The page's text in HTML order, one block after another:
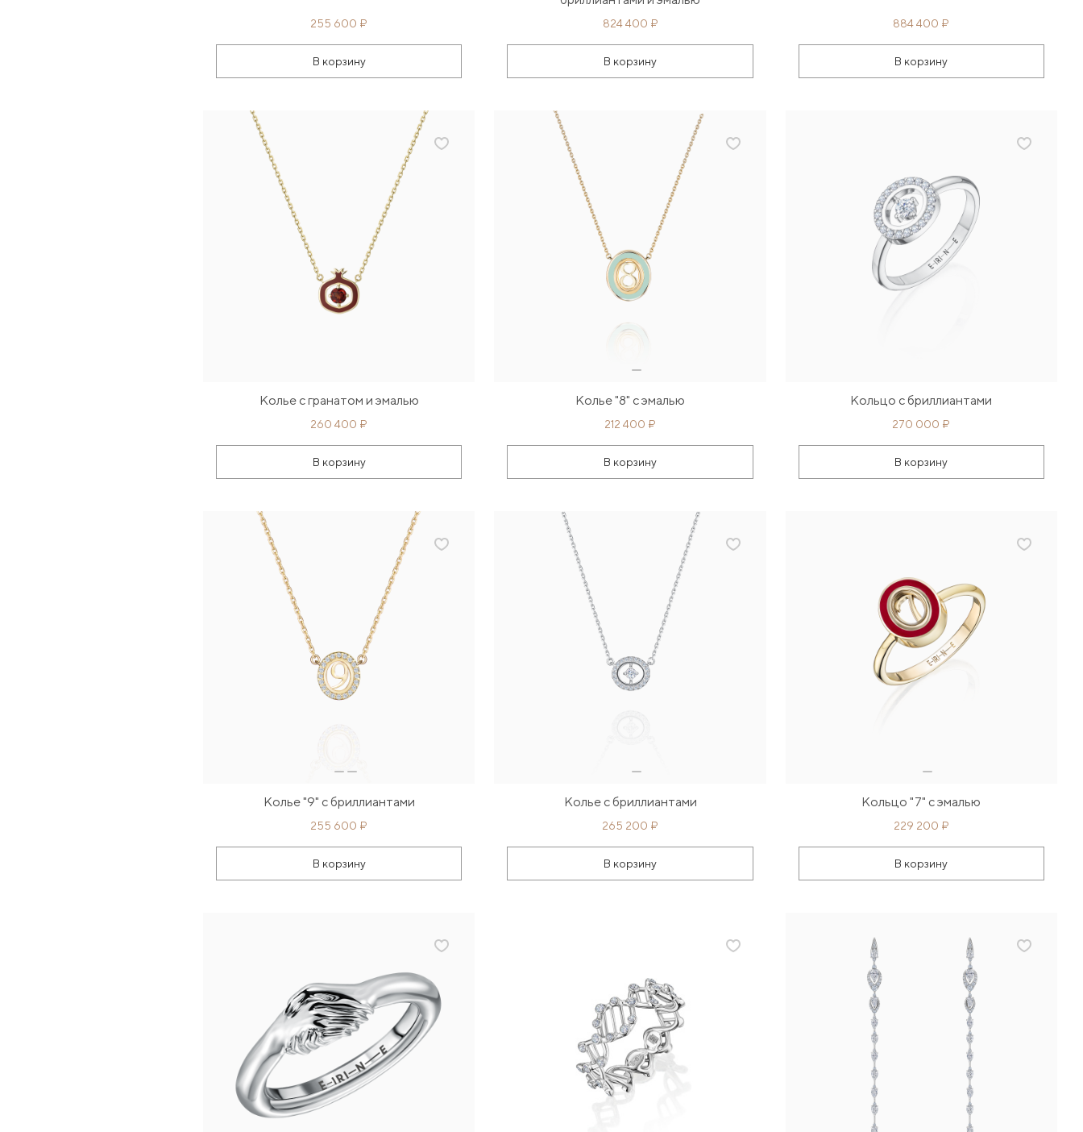
255 600 ₽
В корзину
824 400 ₽
В корзину
884 400 ₽
В корзину
260 400 ₽
Колье с гранатом и эмалью
В корзину
212 400 ₽
Колье "8" с эмалью
В корзину
270 000 ₽
Кольцо с бриллиантами
В корзину
255 600 ₽
Колье "9" с бриллиантами
В корзину
265 200 ₽
Колье с бриллиантами
В корзину
229 200 ₽
Кольцо "7" с эмалью
В корзину